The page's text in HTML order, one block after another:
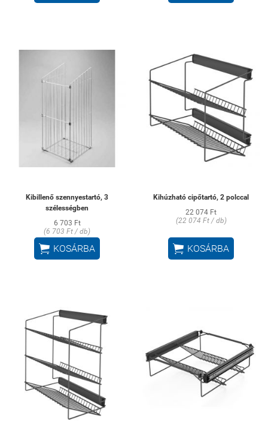
Kibillenő szennyestartó, 3
szélességben
6 703 Ft
(6 703 Ft / db)
 KOSÁRBA
Kihúzható cipőtartó, 2 polccal
22 074 Ft
(22 074 Ft / db)
 KOSÁRBA